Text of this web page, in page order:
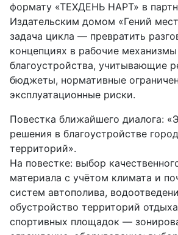
формату «ТЕХДЕНЬ НАРТ» в
Издательским домом «Гений
задача цикла — превратить
концепциях в рабочие механизмы
благоустройства, учитывающие
бюджеты, нормативные
эксплуатационные риски.
Повестка ближайшего диалога:
решения в благоустройстве
территорий».
На повестке: выбор
материала с учётом климата и
систем автополива,
обустройство территорий
спортивных площадок —